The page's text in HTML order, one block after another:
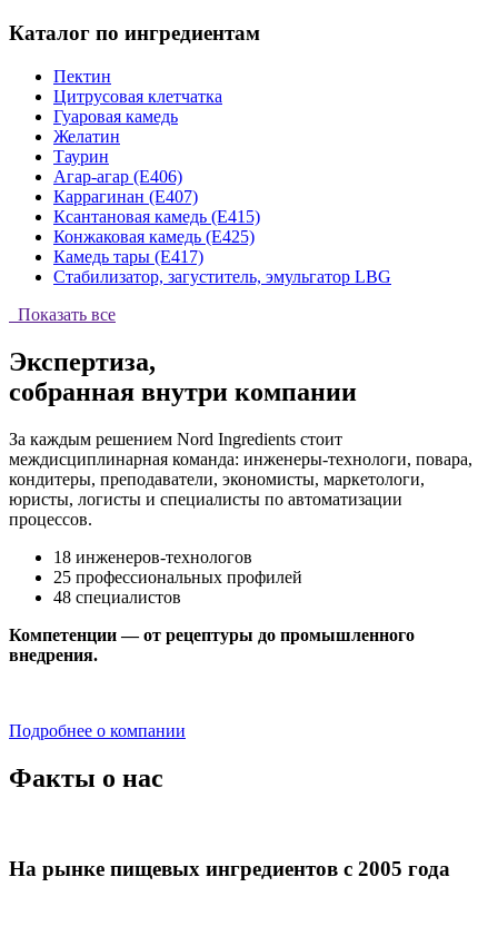
Каталог по ингредиентам
Пектин
Цитрусовая клетчатка
Гуаровая камедь
Желатин
Таурин
Агар-агар (Е406)
Каррагинан (Е407)
Ксантановая камедь (Е415)
Конжаковая камедь (Е425)
Камедь тары (Е417)
Стабилизатор, загуститель, эмульгатор LBG
Показать все
Экспертиза,
собранная внутри компании
За каждым решением Nord Ingredients стоит
междисциплинарная команда: инженеры-технологи, повара,
кондитеры, преподаватели, экономисты, маркетологи,
юристы, логисты и специалисты по автоматизации
процессов.
18 инженеров-технологов
25 профессиональных профилей
48 специалистов
Компетенции — от рецептуры до промышленного
внедрения.
Подробнее о компании
Факты о нас
На рынке пищевых ингредиентов с 2005 года